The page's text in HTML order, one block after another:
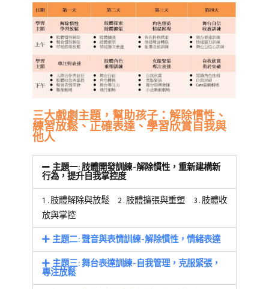
三大戲劇主題，幫助孩子：解除慣性、
練習放鬆、正確表達、學習欣賞自我與
他人
主題一:肢體開發訓練-解除慣性，重新建構新
行為，提升自我掌控度
1.肢體解除與放鬆 2.肢體擴張與重塑 3.肢體收
放與掌控
主題二:聲音與表情訓練-解除慣性，情緒表達
主題三:舞台表達訓練-自我管理，克服緊張，
專注放鬆